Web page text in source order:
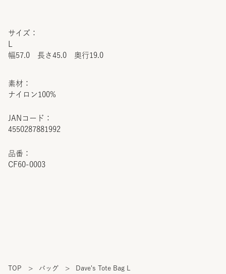
JANコード：
4550287881992
品番：
CF60-0003
サイズ：
幅57.0 長さ45.0 奥行19.0
素材：
ナイロン100%
TOP > バッグ > Dave's Tote Bag L